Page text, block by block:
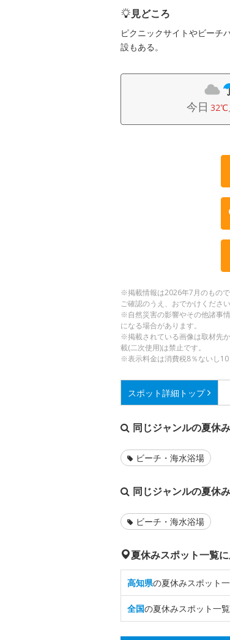
見どころ
ピクニックサイトやビーチ
設もある。
今日 32℃
※掲載情報は2026年7月のもの
ご確認のうえ、おでかけください
※自然災害の影響やその他諸事
になる場合があります。
※掲載されている画像は取材先
載(二次使用)は禁止です。
※表示料金は消費税8％ないし10
スポット詳細 トップ
同じジャンルの夏休
ビーチ・海水浴場
同じジャンルの夏休
ビーチ・海水浴場
夏休みスポット一覧
高知県の夏休みスポット
全国の夏休みスポット一